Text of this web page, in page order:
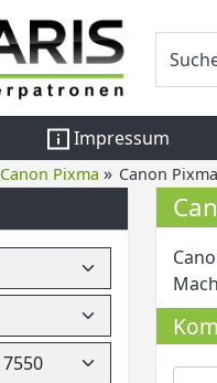
Impressum
Canon Pixma » Canon